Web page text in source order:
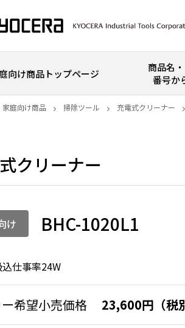
向け商品トップページ
商品名
番号か
家庭向け商品 掃除ツール 充電式クリーナー
クリーナー
け BHC-1020L1
仕事率24W
希望小売価格 23,600円（税